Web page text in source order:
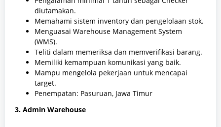
diutamakan.
Memahami sistem inventory dan pengelolaan stok.
Menguasai Warehouse Management System
(WMS).
Teliti dalam memeriksa dan memverifikasi barang.
Memiliki kemampuan komunikasi yang baik.
Mampu mengelola pekerjaan untuk mencapai
target.
Penempatan: Pasuruan, Jawa Timur
3. Admin Warehouse